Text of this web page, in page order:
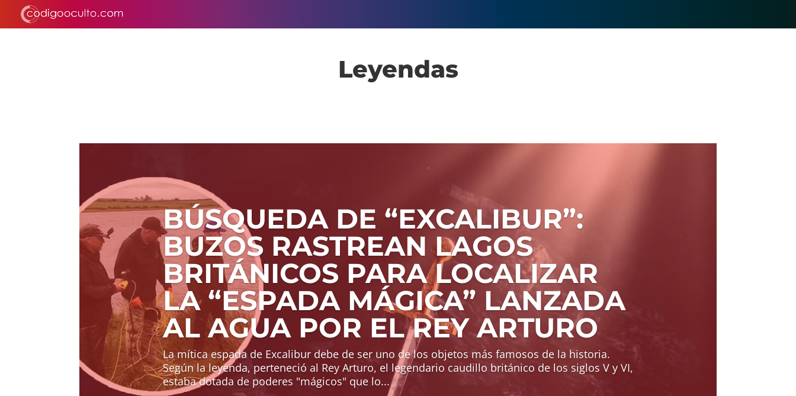
Leyendas
BÚSQUEDA DE “EXCALIBUR”:
BUZOS RASTREAN LAGOS
BRITÁNICOS PARA LOCALIZAR
LA “ESPADA MÁGICA” LANZADA
AL AGUA POR EL REY ARTURO
La mítica espada de Excalibur debe de ser uno de los objetos más famosos de la historia.
Según la leyenda, perteneció al Rey Arturo, el legendario caudillo británico de los siglos V y VI,
estaba dotada de poderes "mágicos" que lo...